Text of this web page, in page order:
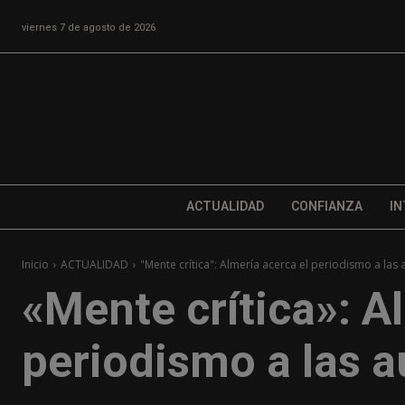
viernes 7 de agosto de 2026
ACTUALIDAD CONFIANZA
Inicio ACTUALIDAD "Mente crítica": Almería acerca el periodismo a las
«Mente crítica»:
periodismo a las